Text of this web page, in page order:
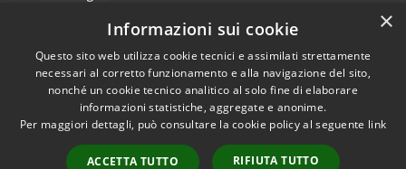
Dichiarazione di accessibilità
Accessibilità
Copyright © 2026 • Comune di
Cervia • Powered by
Municipium•
Accesso
×
Informazioni sui cookie
Questo sito web utilizza cookie tecnici e assimilati strettamente
necessari al corretto funzionamento e alla navigazione del sito,
nonché un cookie tecnico analitico al solo fine di elaborare
informazioni statistiche, aggregate e anonime.
Per maggiori dettagli, può consultare la cookie policy al seguente link
ACCETTA TUTTO RIFIUTA TUTTO